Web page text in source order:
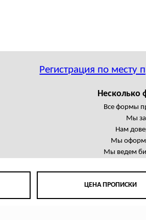
Регистрация по месту
Несколько
Все формы
Мы
Нам
Мы
Мы ведем
ЦЕНА ПРОПИСКИ